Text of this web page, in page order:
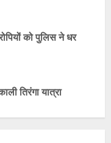
को पुलिस ने धर
तिरंगा यात्रा